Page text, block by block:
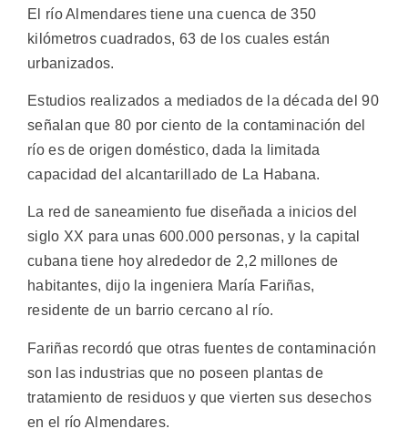
El río Almendares tiene una cuenca de 350
kilómetros cuadrados, 63 de los cuales están
urbanizados.
Estudios realizados a mediados de la década del 90
señalan que 80 por ciento de la contaminación del
río es de origen doméstico, dada la limitada
capacidad del alcantarillado de La Habana.
La red de saneamiento fue diseñada a inicios del
siglo XX para unas 600.000 personas, y la capital
cubana tiene hoy alrededor de 2,2 millones de
habitantes, dijo la ingeniera María Fariñas,
residente de un barrio cercano al río.
Fariñas recordó que otras fuentes de contaminación
son las industrias que no poseen plantas de
tratamiento de residuos y que vierten sus desechos
en el río Almendares.